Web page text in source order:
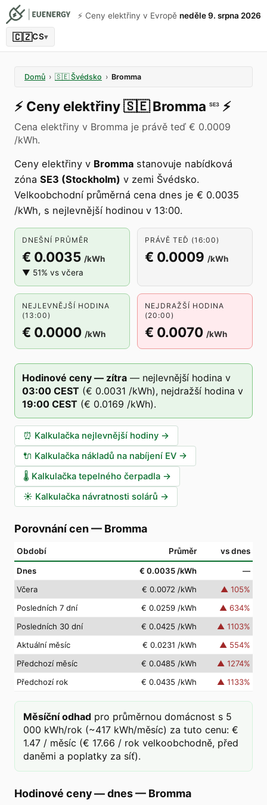
⚡️ Ceny elektřiny v Evropě neděle 9. srpna 2026
🇨🇿CS▾
Domů › 🇸🇪 Švédsko › Bromma
⚡️ Ceny elektřiny🇸🇪 Bromma SE3 ⚡️
Cena elektřiny v Bromma je právě teď € 0.0009
/kWh.
Ceny elektřiny v Bromma stanovuje nabídková
zóna SE3 (Stockholm) v zemi Švédsko.
Velkoobchodní průměrná cena dnes je € 0.0035
/kWh, s nejlevnější hodinou v 13:00.
DNEŠNÍ PRŮMĚR
€ 0.0035 /kWh
▼ 51% vs včera
PRÁVĚ TEĎ (16:00)
€ 0.0009 /kWh
NEJLEVNĚJŠÍ HODINA
(13:00)
€ 0.0000 /kWh
NEJDRAŽŠÍ HODINA
(20:00)
€ 0.0070 /kWh
Hodinové ceny — zítra — nejlevnější hodina v
03:00 CEST (€ 0.0031 /kWh), nejdražší hodina v
19:00 CEST (€ 0.0169 /kWh).
⏰ Kalkulačka nejlevnější hodiny →
🔌 Kalkulačka nákladů na nabíjení EV →
🌡️ Kalkulačka tepelného čerpadla →
☀️ Kalkulačka návratnosti solárů →
Porovnání cen — Bromma
Období Průměr vs dnes
Dnes € 0.0035 /kWh
—
Včera
€ 0.0072 /kWh ▲ 105%
Posledních 7 dní
€ 0.0259 /kWh ▲ 634%
Posledních 30 dní
€ 0.0425 /kWh ▲ 1103%
Aktuální měsíc
€ 0.0231 /kWh ▲ 554%
Předchozí měsíc
€ 0.0485 /kWh ▲ 1274%
Předchozí rok
€ 0.0435 /kWh ▲ 1133%
Měsíční odhad pro průměrnou domácnost s 5
000 kWh/rok (~417 kWh/měsíc) za tuto cenu: €
1.47 / měsíc (€ 17.66 / rok velkoobchodně, před
daněmi a poplatky za síť).
Hodinové ceny — dnes— Bromma